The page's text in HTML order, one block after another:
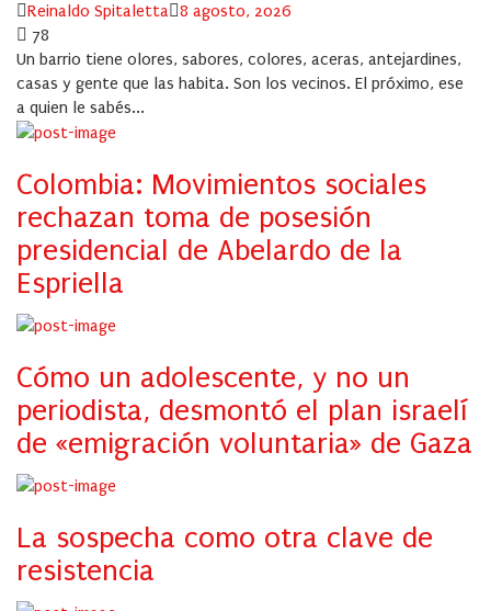
Author
Reinaldo Spitaletta Posted
8 agosto, 2026
78
Un barrio tiene olores, sabores, colores, aceras, antejardines,
casas y gente que las habita. Son los vecinos. El próximo, ese
a quien le sabés...
Colombia: Movimientos sociales
rechazan toma de posesión
presidencial de Abelardo de la
Espriella
Cómo un adolescente, y no un
periodista, desmontó el plan israelí
de «emigración voluntaria» de Gaza
La sospecha como otra clave de
resistencia